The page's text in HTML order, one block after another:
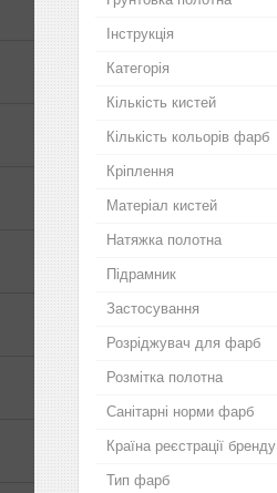
Інструкція
Категорія
Кількість кистей
Кількість кольорів фарб
Кріплення
Матеріал кистей
Натяжка полотна
Підрамник
Застосування
Розріджувач для фарб
Розмітка полотна
Санітарні норми фарб
Країна реєстрації бренду
Тип фарб